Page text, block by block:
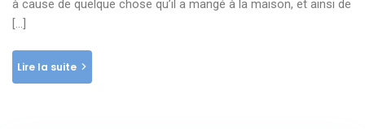
à cause de quelque chose qu’il a mangé à la maison, et ainsi de
[…]
Lire la suite